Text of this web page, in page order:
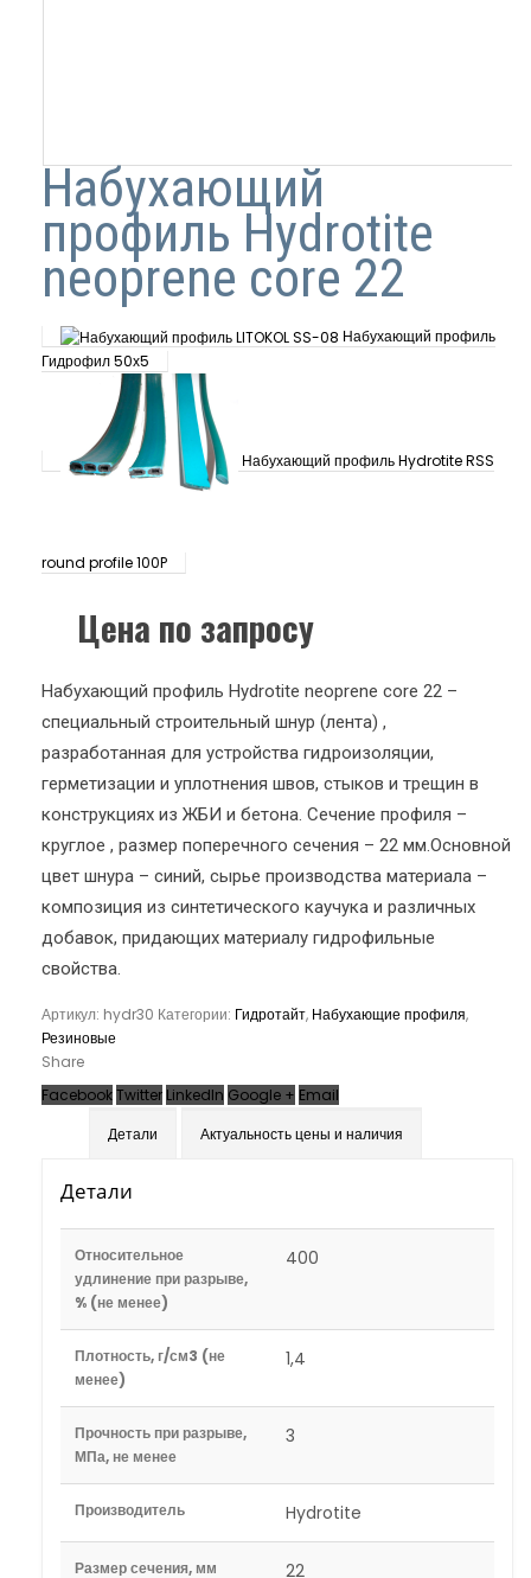
Набухающий
профиль Hydrotite
neoprene core 22
Набухающий профиль
Гидрофил 50х5
Набухающий профиль Hydrotite RSS
round profile 100P
Цена по запросу
Набухающий профиль Hydrotite neoprene core 22 –
специальный строительный шнур (лента) ,
разработанная для устройства гидроизоляции,
герметизации и уплотнения швов, стыков и трещин в
конструкциях из ЖБИ и бетона. Сечение профиля –
круглое , размер поперечного сечения – 22 мм.Основной
цвет шнура – синий, сырье производства материала –
композиция из синтетического каучука и различных
добавок, придающих материалу гидрофильные
свойства.
Артикул: hydr30 Категории: Гидротайт, Набухающие профиля,
Резиновые
Share
FacebookTwitter LinkedIn Google + Email
Детали
Актуальность цены и наличия
Детали
Относительное
удлинение при разрыве,
% (не менее)
400
Плотность, г/см3 (не
менее)
1,4
Прочность при разрыве,
МПа, не менее
3
Производитель Hydrotite
Размер сечения, мм 22